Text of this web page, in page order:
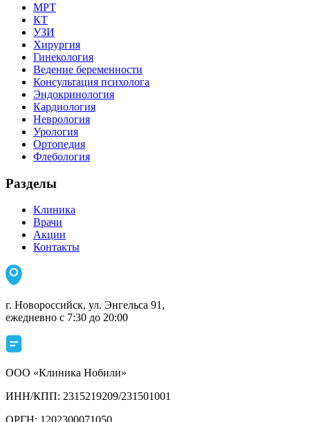
МРТ
КТ
УЗИ
Хирургия
Гинекология
Ведение беременности
Консультация психолога
Эндокринология
Кардиология
Неврология
Урология
Ортопедия
Флебология
Разделы
Клиника
Врачи
Акции
Контакты
г. Новороссийск, ул. Энгельса 91,
ежедневно с 7:30 до 20:00
ООО «Клиника Нобили»
ИНН/КПП: 2315219209/231501001